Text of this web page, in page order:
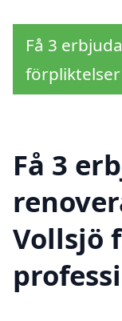
Få 3
förpliktelser
Få 3
Vollsjö